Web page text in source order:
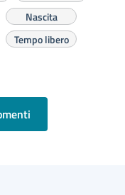
Nascita
Tempo libero